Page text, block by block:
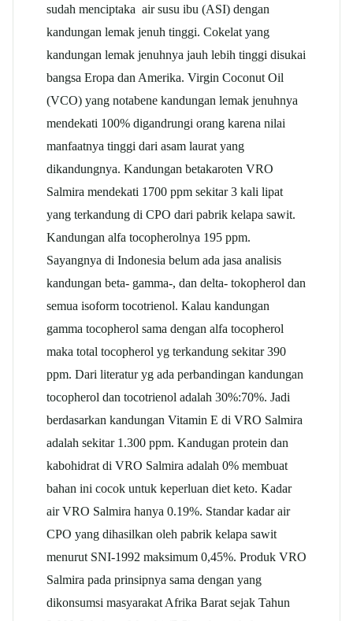
sudah menciptaka air susu ibu (ASI) dengan
kandungan lemak jenuh tinggi. Cokelat yang
kandungan lemak jenuhnya jauh lebih tinggi disukai
bangsa Eropa dan Amerika. Virgin Coconut Oil
(VCO) yang notabene kandungan lemak jenuhnya
mendekati 100% digandrungi orang karena nilai
manfaatnya tinggi dari asam laurat yang
dikandungnya. Kandungan betakaroten VRO
Salmira mendekati 1700 ppm sekitar 3 kali lipat
yang terkandung di CPO dari pabrik kelapa sawit.
Kandungan alfa tocopherolnya 195 ppm.
Sayangnya di Indonesia belum ada jasa analisis
kandungan beta- gamma-, dan delta- tokopherol dan
semua isoform tocotrienol. Kalau kandungan
gamma tocopherol sama dengan alfa tocopherol
maka total tocopherol yg terkandung sekitar 390
ppm. Dari literatur yg ada perbandingan kandungan
tocopherol dan tocotrienol adalah 30%:70%. Jadi
berdasarkan kandungan Vitamin E di VRO Salmira
adalah sekitar 1.300 ppm. Kandugan protein dan
kabohidrat di VRO Salmira adalah 0% membuat
bahan ini cocok untuk keperluan diet keto. Kadar
air VRO Salmira hanya 0.19%. Standar kadar air
CPO yang dihasilkan oleh pabrik kelapa sawit
menurut SNI-1992 maksimum 0,45%. Produk VRO
Salmira pada prinsipnya sama dengan yang
dikonsumsi masyarakat Afrika Barat sejak Tahun